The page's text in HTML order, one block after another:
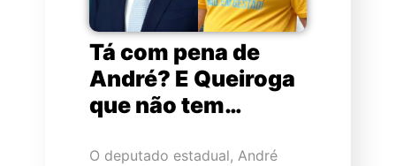
Tá com pena de
André? E Queiroga
que não tem…
O deputado estadual, André